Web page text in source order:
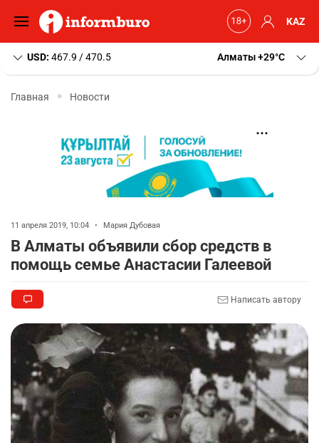
KAZ
USD: 467.9 / 470.5 Алматы+29 C
Главная Новости
11 апреля 2019, 10:04 • Мария Дубовая
В Алматы объявили сбор средств в
помощь семье Анастасии Галеевой
Написать автору